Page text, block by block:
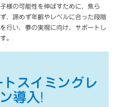
様の可能性を伸ばすために、焦ら
、諦めず年齢やレベルに合った段階
行い、夢の実現に向け、サポートし
。
スイミングレ
導入!